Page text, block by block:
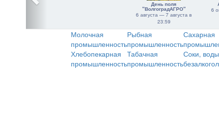
День поля
"ВолгоградАГРО"
6 августа — 7 августа в
23:59
6
Молочная
промышленность
Рыбная
промышленность
Сахарная
Хлебопекарная
промышленность
Табачная
промышленность
Соки,